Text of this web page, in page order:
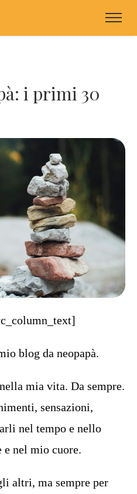
i primi 30
blog da neopapà.
mia vita. Da sempre.
sensazioni,
nel tempo e nello
e nel mio cuore.
altri, ma sempre per